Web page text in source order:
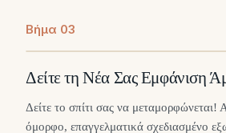
Βήμα 03
Δείτε τη Νέα Σας Εμφάνιση
Δείτε το σπίτι σας να μεταμορφώνεται!
όμορφο, επαγγελματικά σχεδιασμένο